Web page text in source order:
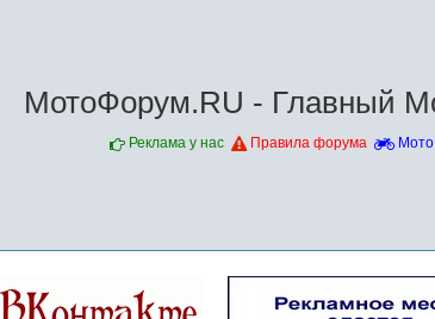
МотоФорум.RU - Главный
Реклама у нас Правила форума